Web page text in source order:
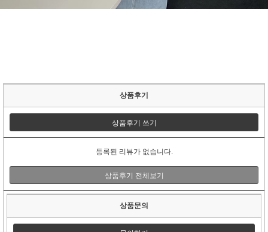
상품후기
상품후기 쓰기
등록된 리뷰가 없습니다.
상품후기 전체보기
상품문의